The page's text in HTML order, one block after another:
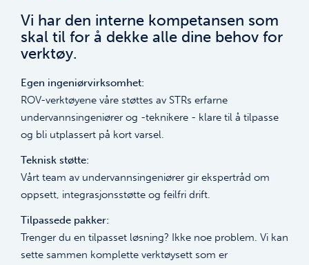
Vi har den interne kompetansen som
skal til for å dekke alle dine behov for
verktøy.
Egen ingeniørvirksomhet:
ROV-verktøyene våre støttes av STRs erfarne
undervannsingeniører og -teknikere - klare til å tilpasse
og bli utplassert på kort varsel.
Teknisk støtte:
Vårt team av undervannsingeniører gir ekspertråd om
oppsett, integrasjonsstøtte og feilfri drift.
Tilpassede pakker:
Trenger du en tilpasset løsning? Ikke noe problem. Vi kan
sette sammen komplette verktøysett som er